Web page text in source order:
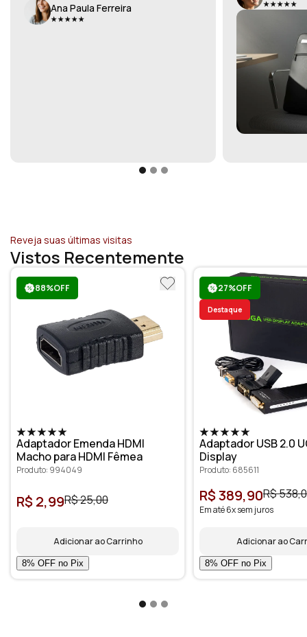
Ana Paula Ferreira
Reveja suas últimas visitas
Vistos Recentemente
88%OFF
Adaptador Emenda HDMI
Macho para HDMI Fêmea
Produto: 994049
R$ 2,99R$ 25,00
Adicionar ao Carrinho
27%OFF
Destaque
Adaptador USB 2.0
Display
Produto: 685611
R$ 389,90R$
Em até 6x sem juros
Adicionar ao